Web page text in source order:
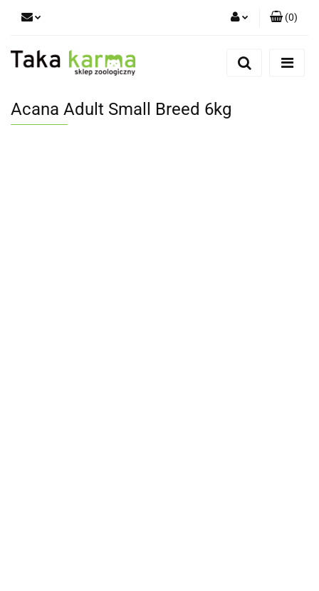
Zaloguj się
Zgody cookies
(0)
Acana Adult Small Breed 6kg